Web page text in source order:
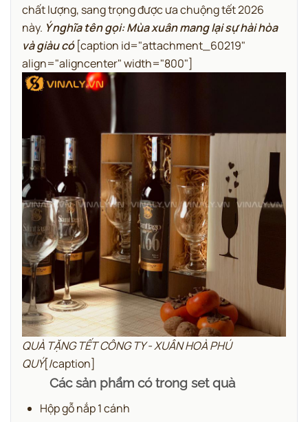
chất lượng, sang trọng được ưa chuộng tết 2026
này. Ý nghĩa tên gọi: Mùa xuân mang lại sự hài hòa
và giàu có[caption id="attachment_60219"
align="aligncenter" width="800"]
QUÀ TẶNG TẾT CÔNG TY - XUÂN HOÀ PHÚ
QUÝ[/caption]
Các sản phẩm có trong set quà
Hộp gỗ nắp 1 cánh